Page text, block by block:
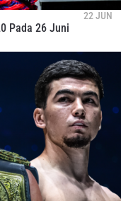
22 JUN
Pada 26 Juni